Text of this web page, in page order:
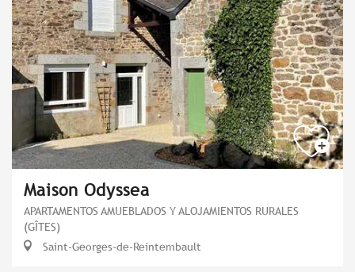
Maison Odyssea
APARTAMENTOS AMUEBLADOS Y ALOJAMIENTOS RURALES
(GÎTES)
Saint-Georges-de-Reintembault